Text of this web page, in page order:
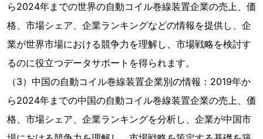
ら2024年までの世界の自動コイル巻線装置企業の売上、価
格、市場シェア、企業ランキングなどの情報を提供し、企
業が世界市場における競争力を理解し、市場戦略を検討す
るのに役立つデータサポートを得られます。
（3）中国の自動コイル巻線装置企業別の情報：2019年か
ら2024年までの中国の自動コイル巻線装置企業の売上、価
格、市場シェア、企業ランキングを分析し、企業が中国市